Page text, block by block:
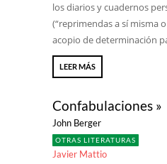
los diarios y cuadernos
(“reprimendas a sí misma
acopio de determinación
LEER MÁS
Confabulaciones »
John Berger
OTRAS LITERATURAS
Javier Mattio